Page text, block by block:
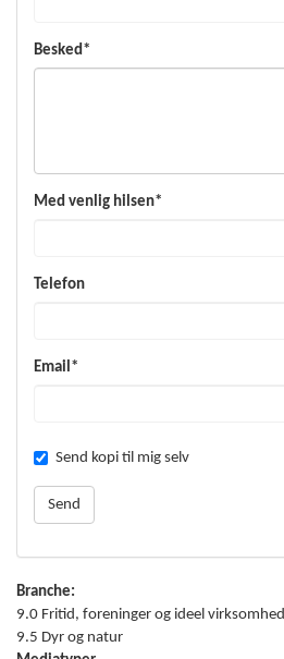
Besked*
Med venlig hilsen*
Telefon
Email*
Send kopi til mig selv
Branche:
9.0 Fritid, foreninger og ideel virksomhed
9.5 Dyr og natur